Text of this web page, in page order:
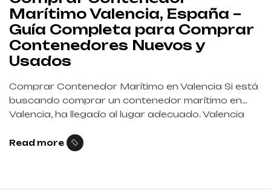
Marítimo Valencia, España –
Guía Completa para Comprar
Contenedores Nuevos y
Usados
Comprar Contenedor Marítimo en Valencia Si está
buscando comprar un contenedor marítimo en
Valencia, ha llegado al lugar adecuado. Valencia
Mediterráneo, lo que la convierte en una ubicación
Read more